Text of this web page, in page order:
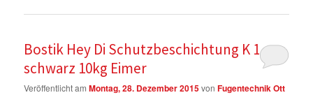
Bostik Hey Di Schutzbeschichtung K 100
schwarz 10kg Eimer
Veröffentlicht amMontag, 28. Dezember 2015vonFugentechnik Ott